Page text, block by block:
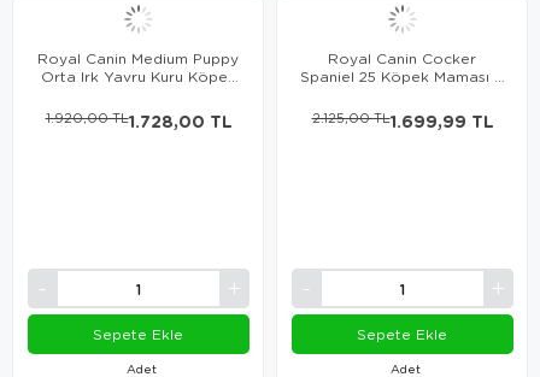
Royal Canin Medium Puppy
Orta Irk Yavru Kuru Köpek
Adet
1.728,00 TL
1.920,00 TL
Sepete Ekle
Royal Canin Cocker
Spaniel 25 Köpek Maması 3
Adet
1.699,99 TL
2.125,00 TL
Sepete Ekle